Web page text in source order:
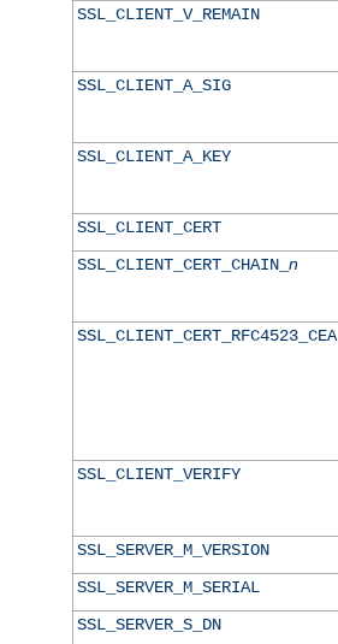
SSL_CLIENT_V_REMAIN
SSL_CLIENT_A_SIG
SSL_CLIENT_A_KEY
SSL_CLIENT_CERT
SSL_CLIENT_CERT_CHAIN_ n
SSL_CLIENT_CERT_RFC4523_CEA
SSL_CLIENT_VERIFY
SSL_SERVER_M_VERSION
SSL_SERVER_M_SERIAL
SSL_SERVER_S_DN